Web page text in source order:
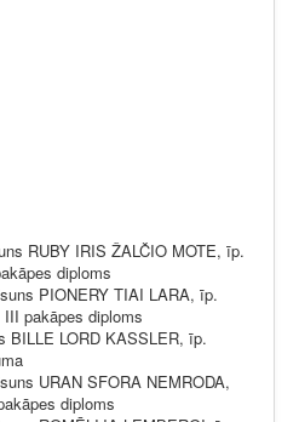
RUBY IRIS ŽALČIO MOTE, īp.
diploms
PIONERY TIAI LARA, īp.
pakāpes diploms
BILLE LORD KASSLER, īp.
URAN SFORA NEMRODA,
diploms